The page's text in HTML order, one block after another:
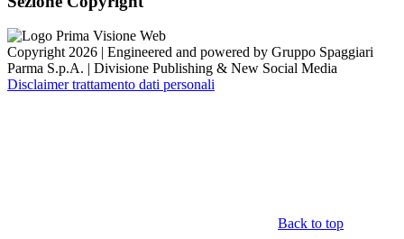
Copyright 2026 | Engineered and powered by Gruppo Spaggiari
Parma S.p.A. | Divisione Publishing & New Social Media
Disclaimer trattamento dati personali
Back to top